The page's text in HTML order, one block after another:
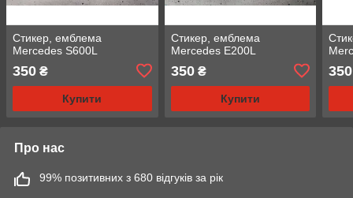
Стикер, емблема
Mercedes S600L
350 ₴
Купити
Стикер, емблема
Mercedes E200L
350₴
Купити
350
Про нас
99% позитивних з 680 відгуків за рік